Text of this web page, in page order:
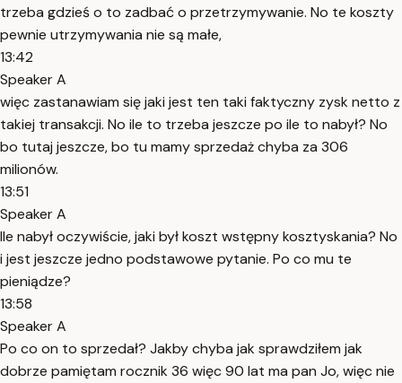
trzeba gdzieś o to zadbać o przetrzymywanie. No te koszty
pewnie utrzymywania nie są małe,
13:42
Speaker A
więc zastanawiam się jaki jest ten taki faktyczny zysk netto z
takiej transakcji. No ile to trzeba jeszcze po ile to nabył? No
bo tutaj jeszcze, bo tu mamy sprzedaż chyba za 306
milionów.
13:51
Speaker A
Ile nabył oczywiście, jaki był koszt wstępny kosztyskania? No
i jest jeszcze jedno podstawowe pytanie. Po co mu te
pieniądze?
13:58
Speaker A
Po co on to sprzedał? Jakby chyba jak sprawdziłem jak
dobrze pamiętam rocznik 36 więc 90 lat ma pan Jo, więc nie